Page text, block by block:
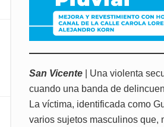
San Vicente | Una violenta
cuando una banda de
La víctima, identificada como
varios sujetos masculinos que,